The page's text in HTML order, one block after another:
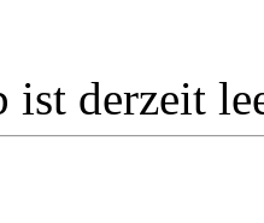
ist derzeit